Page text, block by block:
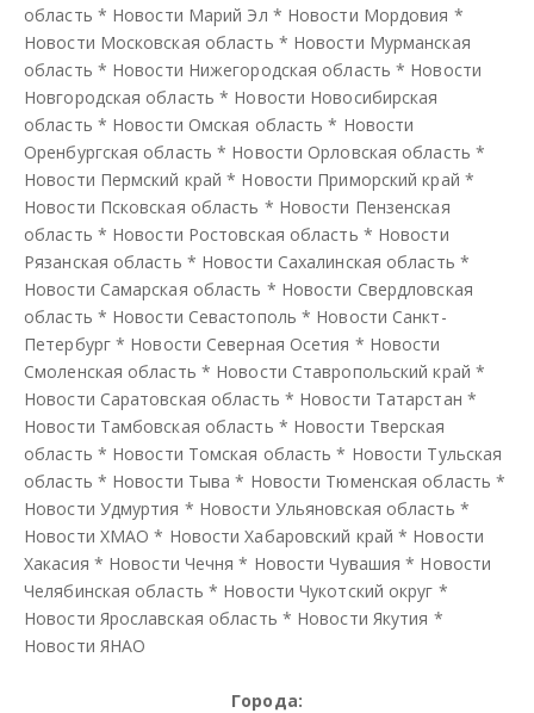
область * Новости Марий Эл * Новости Мордовия *
Новости Московская область * Новости Мурманская
область * Новости Нижегородская область * Новости
Новгородская область * Новости Новосибирская
область * Новости Омская область * Новости
Оренбургская область * Новости Орловская область *
Новости Пермский край * Новости Приморский край *
Новости Псковская область * Новости Пензенская
область * Новости Ростовская область * Новости
Рязанская область * Новости Сахалинская область *
Новости Самарская область * Новости Свердловская
область * Новости Севастополь * Новости Санкт-
Петербург* Новости Северная Осетия * Новости
Смоленская область * Новости Ставропольский край *
Новости Саратовская область * Новости Татарстан *
Новости Тамбовская область * Новости Тверская
область * Новости Томская область * Новости Тульская
область * Новости Тыва * Новости Тюменская область *
Новости Удмуртия * Новости Ульяновская область *
Новости ХМАО * Новости Хабаровский край * Новости
Хакасия * Новости Чечня * Новости Чувашия * Новости
Челябинская область * Новости Чукотский округ *
Новости Ярославская область * Новости Якутия *
Новости ЯНАО
Города: